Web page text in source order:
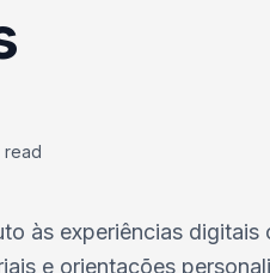
read
às experiências
e orientações